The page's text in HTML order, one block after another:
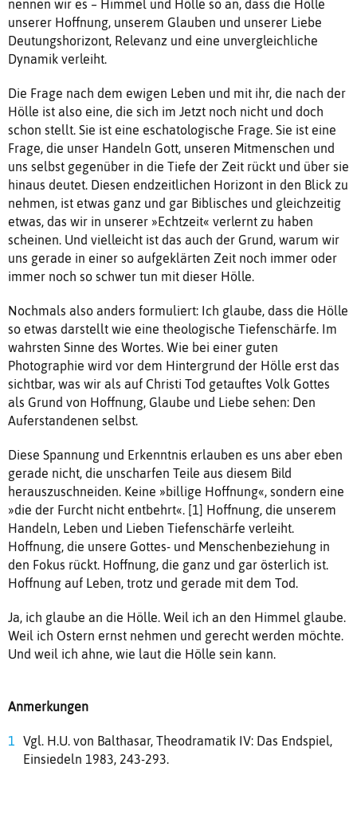
nennen wir es – Himmel und Hölle so an, dass die Hölle
unserer Hoffnung, unserem Glauben und unserer Liebe
Deutungshorizont, Relevanz und eine unvergleichliche
Dynamik verleiht.
Die Frage nach dem ewigen Leben und mit ihr, die nach der
Hölle ist also eine, die sich im Jetzt noch nicht und doch
schon stellt. Sie ist eine eschatologische Frage. Sie ist eine
Frage, die unser Handeln Gott, unseren Mitmenschen und
uns selbst gegenüber in die Tiefe der Zeit rückt und über sie
hinaus deutet. Diesen endzeitlichen Horizont in den Blick zu
nehmen, ist etwas ganz und gar Biblisches und gleichzeitig
etwas, das wir in unserer »Echtzeit« verlernt zu haben
scheinen. Und vielleicht ist das auch der Grund, warum wir
uns gerade in einer so aufgeklärten Zeit noch immer oder
immer noch so schwer tun mit dieser Hölle.
Nochmals also anders formuliert: Ich glaube, dass die Hölle
so etwas darstellt wie eine theologische Tiefenschärfe. Im
wahrsten Sinne des Wortes. Wie bei einer guten
Photographie wird vor dem Hintergrund der Hölle erst das
sichtbar, was wir als auf Christi Tod getauftes Volk Gottes
als Grund von Hoffnung, Glaube und Liebe sehen: Den
Auferstandenen selbst.
Diese Spannung und Erkenntnis erlauben es uns aber eben
gerade nicht, die unscharfen Teile aus diesem Bild
herauszuschneiden. Keine »billige Hoffnung«, sondern eine
»die der Furcht nicht entbehrt«. [1] Hoffnung, die unserem
Handeln, Leben und Lieben Tiefenschärfe verleiht.
Hoffnung, die unsere Gottes- und Menschenbeziehung in
den Fokus rückt. Hoffnung, die ganz und gar österlich ist.
Hoffnung auf Leben, trotz und gerade mit dem Tod.
Ja, ich glaube an die Hölle. Weil ich an den Himmel glaube.
Weil ich Ostern ernst nehmen und gerecht werden möchte.
Und weil ich ahne, wie laut die Hölle sein kann.
Anmerkungen
Vgl. H.U. von Balthasar, Theodramatik IV: Das Endspiel,
Einsiedeln 1983, 243-293.